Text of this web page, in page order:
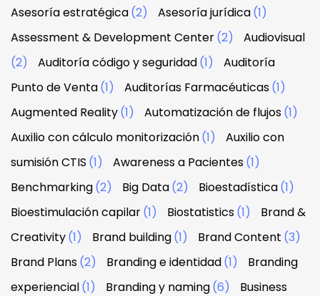
Asesoría estratégica(2) Asesoría jurídica(1)
Assessment & Development Center(2)
Audiovisual
(2)
Auditoría código y seguridad(1)
Auditoría
Punto de Venta(1) Auditorías Farmacéuticas(1)
Augmented Reality(1) Automatización de flujos(1)
Auxilio con cálculo monitorización(1)
Auxilio con
sumisión CTIS (1) Awareness a Pacientes(1)
Benchmarking(2) Big Data(2) Bioestadística(1)
Bioestimulación capilar(1) Biostatistics(1)
Brand &
Creativity(1) Brand building(1) Brand Content (3)
Brand Plans(2) Branding e identidad(1)
Branding
experiencial(1) Branding y naming(6) Business